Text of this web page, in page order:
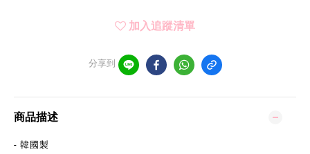
加入追蹤清單
分享到
商品描述
- 韓國製